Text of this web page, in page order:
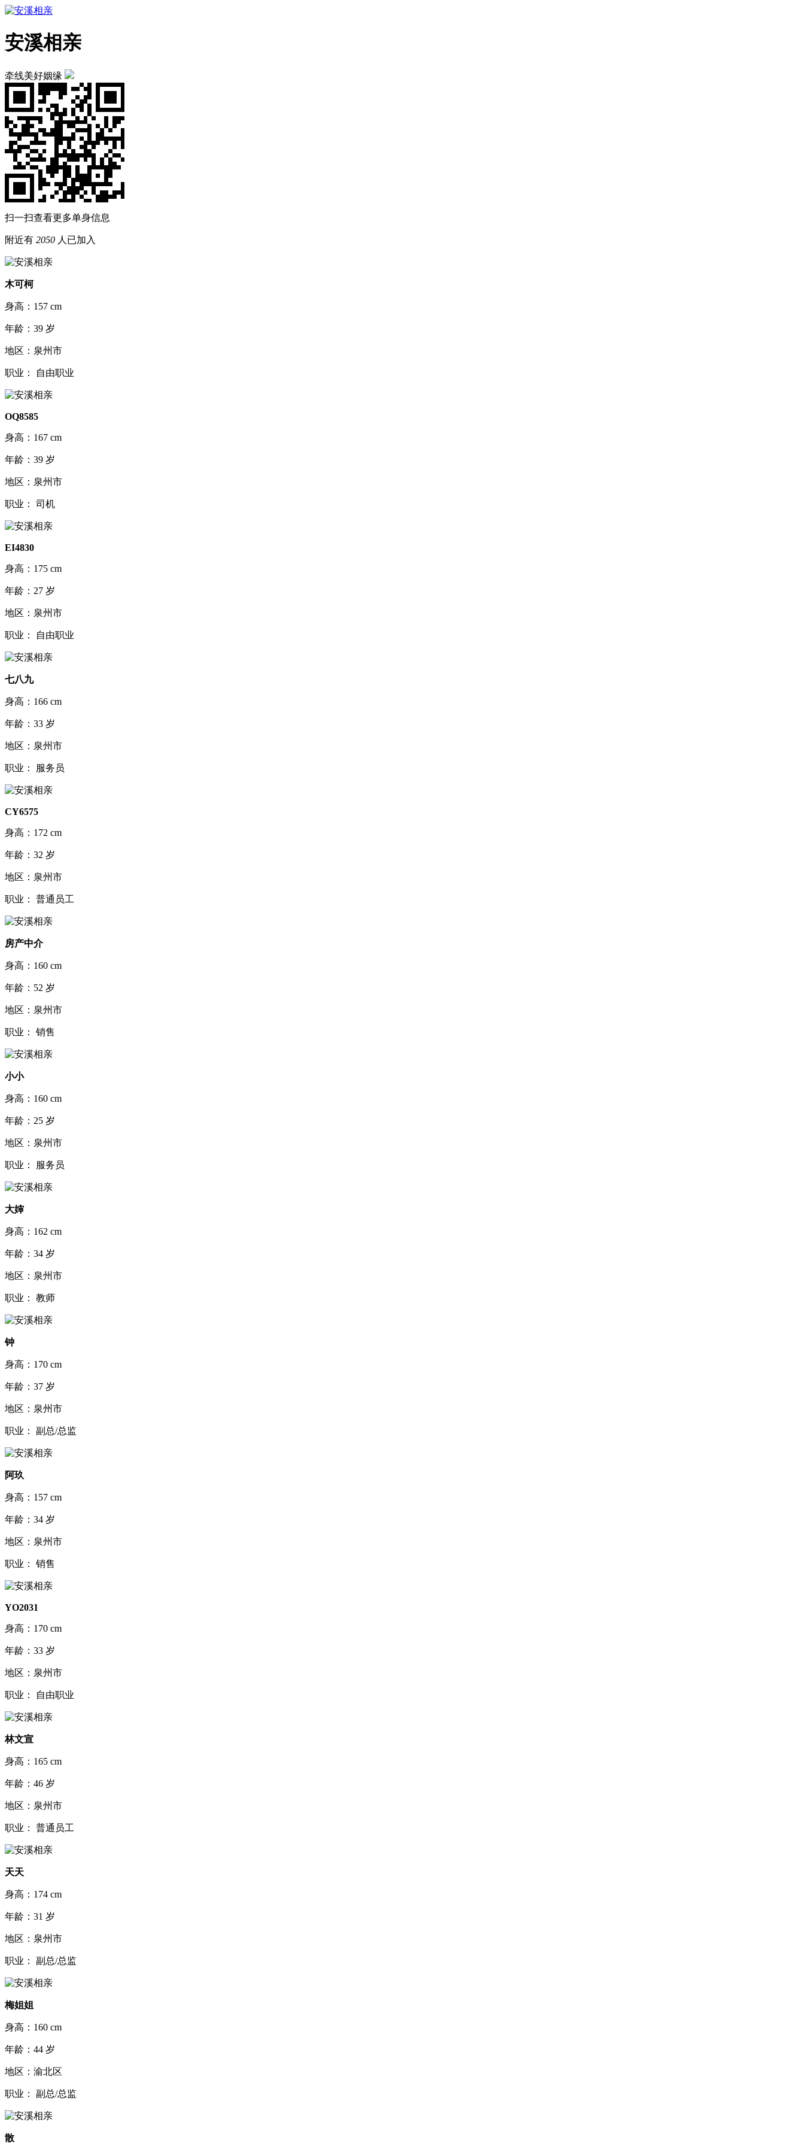
安溪相亲
牵线美好姻缘
扫一扫查看更多单身信息
附近有 2050 人已加入
木可柯
身高：157 cm
年龄：39 岁
地区：泉州市
职业： 自由职业
OQ8585
身高：167 cm
年龄：39 岁
地区：泉州市
职业： 司机
EI4830
身高：175 cm
年龄：27 岁
地区：泉州市
职业： 自由职业
七八九
身高：166 cm
年龄：33 岁
地区：泉州市
职业： 服务员
CY6575
身高：172 cm
年龄：32 岁
地区：泉州市
职业： 普通员工
房产中介
身高：160 cm
年龄：52 岁
地区：泉州市
职业： 销售
小小
身高：160 cm
年龄：25 岁
地区：泉州市
职业： 服务员
大婶
身高：162 cm
年龄：34 岁
地区：泉州市
职业： 教师
钟
身高：170 cm
年龄：37 岁
地区：泉州市
职业： 副总/总监
阿玖
身高：157 cm
年龄：34 岁
地区：泉州市
职业： 销售
YO2031
身高：170 cm
年龄：33 岁
地区：泉州市
职业： 自由职业
林文宣
身高：165 cm
年龄：46 岁
地区：泉州市
职业： 普通员工
天天
身高：174 cm
年龄：31 岁
地区：泉州市
职业： 副总/总监
梅姐姐
身高：160 cm
年龄：44 岁
地区：渝北区
职业： 副总/总监
散